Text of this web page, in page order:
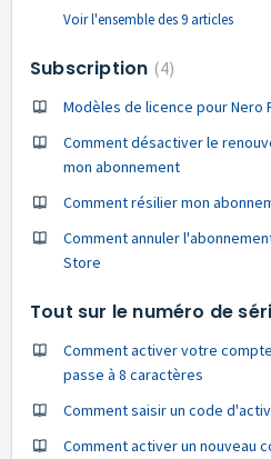
Voir l'ensemble des 9 articles
Subscription 4
Modèles de licence pour Nero
Comment désactiver le
mon abonnement
Comment résilier mon
Comment annuler
Store
Tout sur le numéro de
Comment activer votre
passe à 8 caractères
Comment saisir un code
Comment activer un nouveau